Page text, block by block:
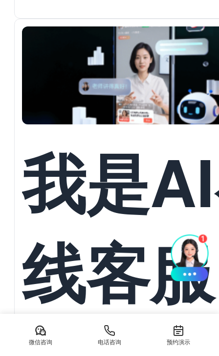
平台
统一
与订
动导入
我是
线客
AI在线客服系统：本地生活服务离不开抖音/美团私信承接 在数
生活服务商家正面临前所未有的流量竞争压力。无论是餐饮、美
务，消费...
微信咨询 电话咨询 预约演示